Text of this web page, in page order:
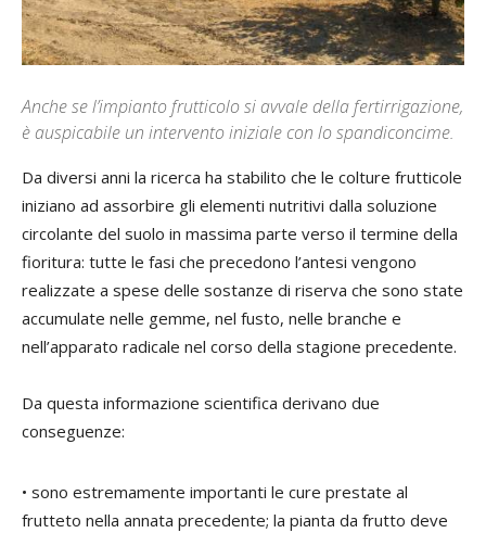
Anche se l’impianto frutticolo si avvale della fertirrigazione,
è auspicabile un intervento iniziale con lo spandiconcime.
Da diversi anni la ricerca ha stabilito che le colture frutticole
iniziano ad assorbire gli elementi nutritivi dalla soluzione
circolante del suolo in massima parte verso il termine della
fioritura: tutte le fasi che precedono l’antesi vengono
realizzate a spese delle sostanze di riserva che sono state
accumulate nelle gemme, nel fusto, nelle branche e
nell’apparato radicale nel corso della stagione precedente.
Da questa informazione scientifica derivano due
conseguenze:
• sono estremamente importanti le cure prestate al
frutteto nella annata precedente; la pianta da frutto deve